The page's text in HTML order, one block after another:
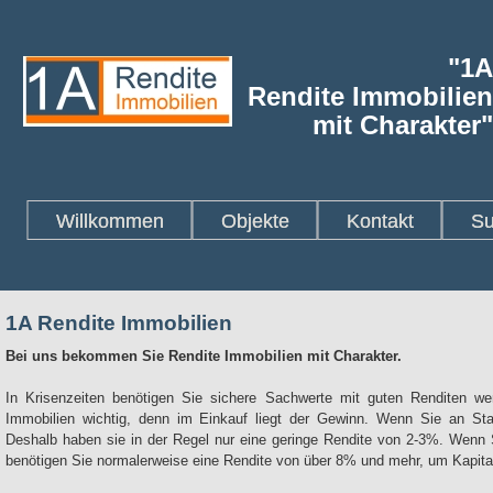
"1A
Rendite Immobilien
mit Charakter"
Willkommen Objekte Kontakt
1A Rendite Immobilien
Bei uns bekommen Sie Rendite Immobilien mit Charakter.
In Krisenzeiten benötigen Sie sichere Sachwerte mit guten Renditen
Immobilien wichtig, denn im Einkauf liegt der Gewinn. Wenn Sie an
Deshalb haben sie in der Regel nur eine geringe Rendite von 2-3%.
benötigen Sie normalerweise eine Rendite von über 8% und mehr, um